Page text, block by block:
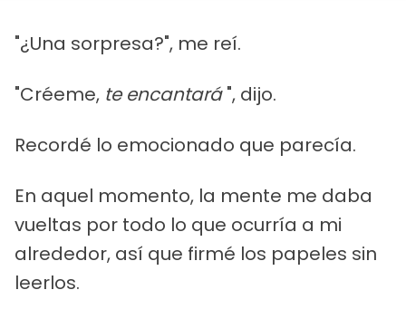
"¿Una sorpresa?", me reí.
"Créeme, te encantará", dijo.
Recordé lo emocionado que parecía.
En aquel momento, la mente me daba
vueltas por todo lo que ocurría a mi
alrededor, así que firmé los papeles sin
leerlos.